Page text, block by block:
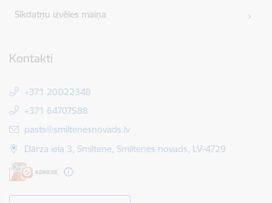
Sīkdatņu izvēles maiņa
Kontakti
+371 20022348
+371 64707588
E-pasts:
pasts@smiltenesnovads.lv
Dārza iela 3, Smiltene, Smiltenes novads, LV-4729